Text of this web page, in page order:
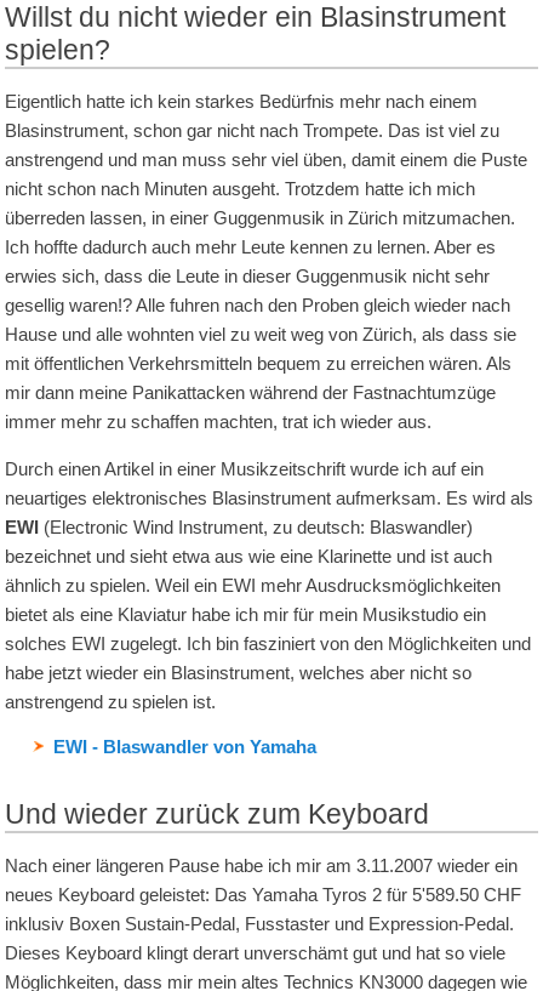
Willst du nicht wieder ein Blasinstrument
spielen?
Eigentlich hatte ich kein starkes Bedürfnis mehr nach einem
Blasinstrument, schon gar nicht nach Trompete. Das ist viel zu
anstrengend und man muss sehr viel üben, damit einem die Puste
nicht schon nach Minuten ausgeht. Trotzdem hatte ich mich
überreden lassen, in einer Guggenmusik in Zürich mitzumachen.
Ich hoffte dadurch auch mehr Leute kennen zu lernen. Aber es
erwies sich, dass die Leute in dieser Guggenmusik nicht sehr
gesellig waren!? Alle fuhren nach den Proben gleich wieder nach
Hause und alle wohnten viel zu weit weg von Zürich, als dass sie
mit öffentlichen Verkehrsmitteln bequem zu erreichen wären. Als
mir dann meine Panikattacken während der Fastnachtumzüge
immer mehr zu schaffen machten, trat ich wieder aus.
Durch einen Artikel in einer Musikzeitschrift wurde ich auf ein
neuartiges elektronisches Blasinstrument aufmerksam. Es wird als
EWI (Electronic Wind Instrument, zu deutsch: Blaswandler)
bezeichnet und sieht etwa aus wie eine Klarinette und ist auch
ähnlich zu spielen. Weil ein EWI mehr Ausdrucksmöglichkeiten
bietet als eine Klaviatur habe ich mir für mein Musikstudio ein
solches EWI zugelegt. Ich bin fasziniert von den Möglichkeiten und
habe jetzt wieder ein Blasinstrument, welches aber nicht so
anstrengend zu spielen ist.
EWI - Blaswandler von Yamaha
Und wieder zurück zum Keyboard
Nach einer längeren Pause habe ich mir am 3.11.2007 wieder ein
neues Keyboard geleistet: Das Yamaha Tyros 2 für 5'589.50 CHF
inklusiv Boxen Sustain-Pedal, Fusstaster und Expression-Pedal.
Dieses Keyboard klingt derart unverschämt gut und hat so viele
Möglichkeiten, dass mir mein altes Technics KN3000 dagegen wie